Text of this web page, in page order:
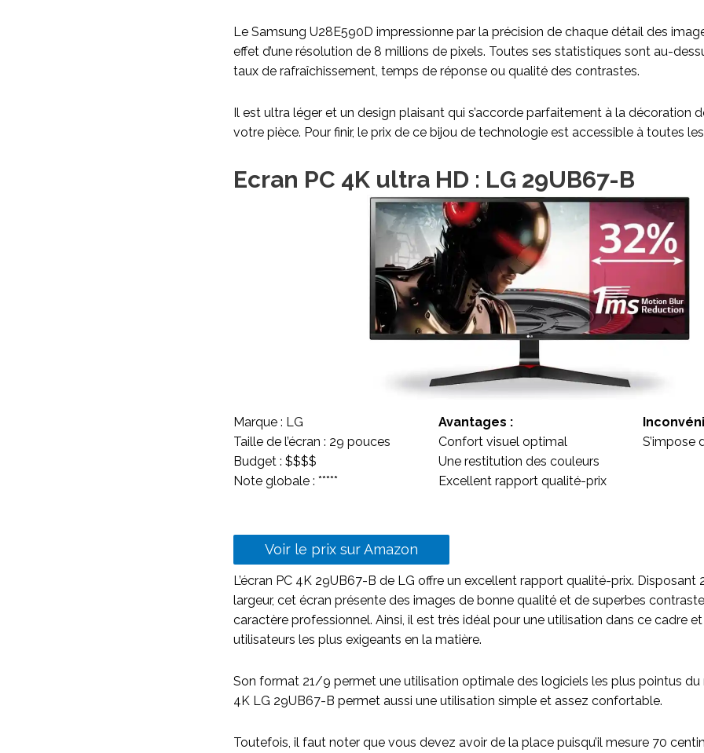
Le Samsung U28E590D impressionne par la précision de chaque détail des
effet d’une résolution de 8 millions de pixels. Toutes ses statistiques sont au-
taux de rafraîchissement, temps de réponse ou qualité des contrastes.
Il est ultra léger et un design plaisant qui s’accorde parfaitement à la décoration
votre pièce. Pour finir, le prix de ce bijou de technologie est accessible à toutes
Ecran PC 4K ultra HD : LG 29UB67-B
Marque : LG
Taille de l’écran : 29 pouces
Budget : $$$$
Note globale : *****
Avantages :
Confort visuel optimal
Une restitution des couleurs
Excellent rapport qualité-prix
S’impose
Voir le prix sur Amazon
L’écran PC 4K 29UB67-B de LG offre un excellent rapport qualité-prix.
largeur, cet écran présente des images de bonne qualité et de superbes
caractère professionnel. Ainsi, il est très idéal pour une utilisation dans ce cadre
utilisateurs les plus exigeants en la matière.
Son format 21/9 permet une utilisation optimale des logiciels les plus pointus du
4K LG 29UB67-B permet aussi une utilisation simple et assez confortable.
Toutefois, il faut noter que vous devez avoir de la place puisqu’il mesure 70